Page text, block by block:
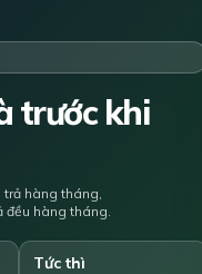
trước khi
trả hàng tháng,
đều hàng tháng.
Tức thì